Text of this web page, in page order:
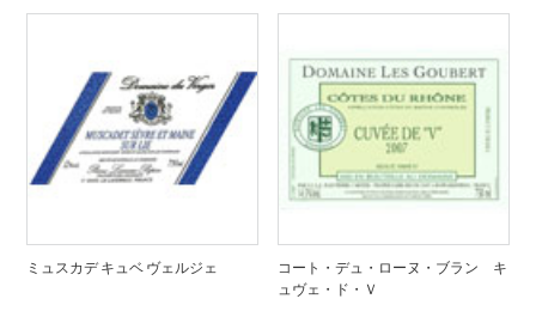
ミュスカデ キュベ ヴェルジェ
コート・デュ・ローヌ・ブラン キ
ュヴェ・ド・Ｖ